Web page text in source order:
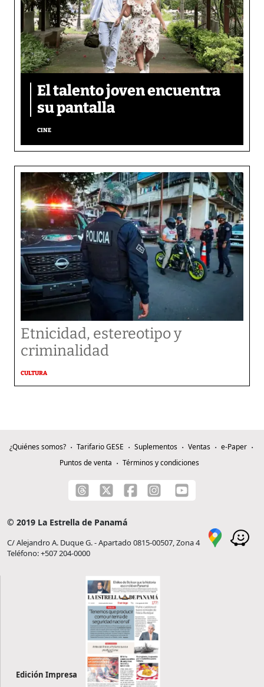
El talento joven encuentra
su pantalla​
CINE
Etnicidad, estereotipo y
criminalidad
CULTURA
¿Quiénes somos? Tarifario GESE Suplementos Ventas
e-Paper
Puntos de venta
Términos y condiciones
© 2019 La Estrella de Panamá
C/ Alejandro A. Duque G. - Apartado 0815-00507, Zona 4
Teléfono: +507 204-0000
Edición Impresa